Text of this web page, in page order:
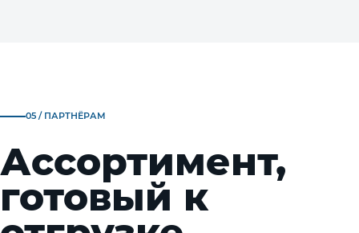
05 / ПАРТНЁРАМ
Ассортимент,
готовый к